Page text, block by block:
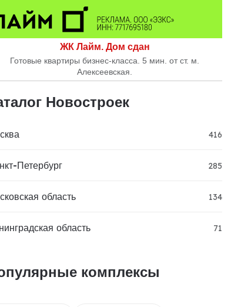
ЖК Лайм. Дом сдан
Готовые квартиры бизнес-класса. 5 мин. от ст. м.
Алексеевская.
Новостроек
416
Петербург 285
область 134
область 71
комплексы